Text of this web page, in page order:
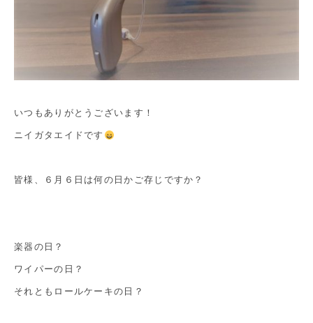
いつもありがとうございます！
ニイガタエイドです
皆様、６月６日は何の日かご存じですか？
楽器の日？
ワイパーの日？
それともロールケーキの日？